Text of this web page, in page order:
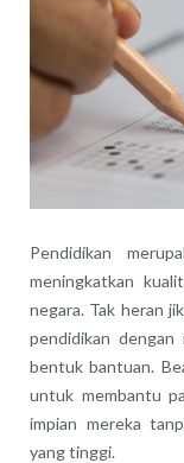
Pendidikan
meningkatkan
negara. Tak heran
pendidikan dengan
bentuk bantuan.
untuk membantu
impian mereka
yang tinggi.